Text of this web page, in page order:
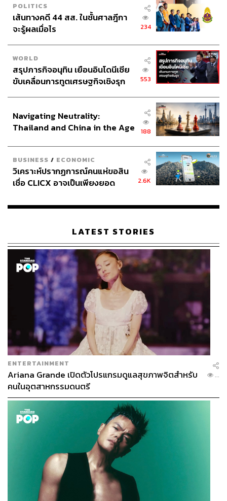
POLITICS
เส้นทางคดี 44 สส. ในชั้นศาลฎีกา
จะรู้ผลเมื่อไร
234
WORLD
สรุปภารกิจอนุทิน เยือนอินโดนีเซีย
ขับเคลื่อนการทูตเศรษฐกิจเชิงรุก
553
Navigating Neutrality:
Thailand and China in the Age
188
BUSINESS / ECONOMIC
วิเคราะห์ปรากฏการณ์คนแห่ขอสิน
เชื่อ CLICX อาจเป็นเพียงยอด
เรือนไทยที่ถูกซุกไว้
2.6K
LATEST STORIES
ENTERTAINMENT
Ariana Grande เปิดตัวโปรแกรมดูแลสุขภาพจิตสำหรับ
คนในอุตสาหกรรมดนตรี
...